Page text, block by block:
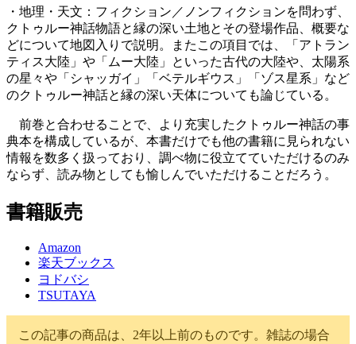
・地理・天文：フィクション／ノンフィクションを問わず、
クトゥルー神話物語と縁の深い土地とその登場作品、概要な
どについて地図入りで説明。またこの項目では、「アトラン
ティス大陸」や「ムー大陸」といった古代の大陸や、太陽系
の星々や「シャッガイ」「ベテルギウス」「ゾス星系」など
のクトゥルー神話と縁の深い天体についても論じている。
前巻と合わせることで、より充実したクトゥルー神話の事
典本を構成しているが、本書だけでも他の書籍に見られない
情報を数多く扱っており、調べ物に役立てていただけるのみ
ならず、読み物としても愉しんでいただけることだろう。
書籍販売
Amazon
楽天ブックス
ヨドバシ
TSUTAYA
この記事の商品は、2年以上前のものです。雑誌の場合